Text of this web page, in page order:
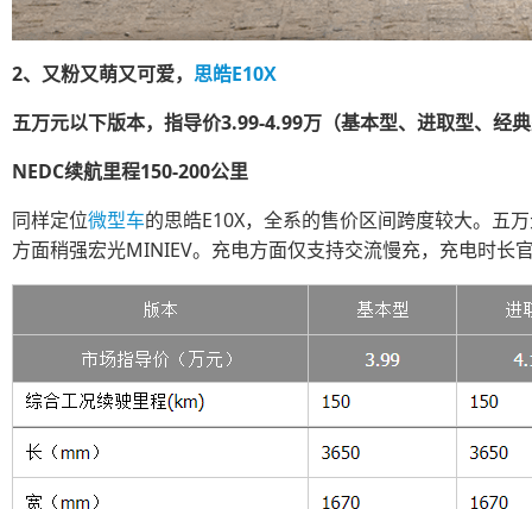
2、又粉又萌又可爱， 思皓E10X
五万元以下版本，指导价3.99-4.99万（基本型、进取型、经
NEDC续航里程150-200公里
同样定位微型车的思皓E10X，全系的售价区间跨度较大。五
方面稍强宏光MINIEV。充电方面仅支持交流慢充，充电时长